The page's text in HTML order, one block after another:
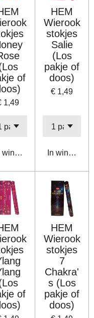
of
1,49
winkelwagen
HEM
Wierook
stokjes
Salie
(Los
pakje of
doos)
€ 1,49
In
of
HEM
Wierook
stokjes
7
Chakra'
s (Los
pakje of
doos)